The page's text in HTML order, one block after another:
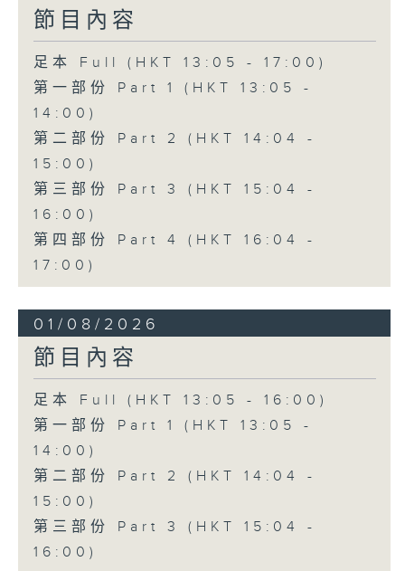
節目內容
足本 Full (HKT 13:05 - 17:00)
第一部份 Part 1 (HKT 13:05 -
14:00)
第二部份 Part 2 (HKT 14:04 -
15:00)
第三部份 Part 3 (HKT 15:04 -
16:00)
第四部份 Part 4 (HKT 16:04 -
17:00)
01/08/2026
節目內容
足本 Full (HKT 13:05 - 16:00)
第一部份 Part 1 (HKT 13:05 -
14:00)
第二部份 Part 2 (HKT 14:04 -
15:00)
第三部份 Part 3 (HKT 15:04 -
16:00)